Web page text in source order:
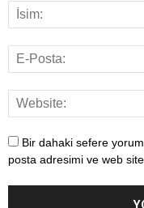
Bir dahaki sefere yorum
posta adresimi ve web